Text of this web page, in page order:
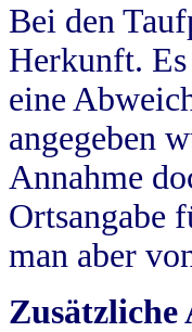
Bei den
Herkunft. Es
eine
angegeben
Annahme
Ortsangabe
man aber
Zusätzliche